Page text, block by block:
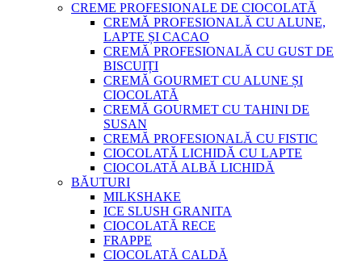
CREME PROFESIONALE DE CIOCOLATĂ
CREMĂ PROFESIONALĂ CU ALUNE,
LAPTE ȘI CACAO
CREMĂ PROFESIONALĂ CU GUST DE
BISCUIȚI
CREMĂ GOURMET CU ALUNE ȘI
CIOCOLATĂ
CREMĂ GOURMET CU TAHINI DE
SUSAN
CREMĂ PROFESIONALĂ CU FISTIC
CIOCOLATĂ LICHIDĂ CU LAPTE
CIOCOLATĂ ALBĂ LICHIDĂ
BĂUTURI
MILKSHAKE
ICE SLUSH GRANITA
CIOCOLATĂ RECE
FRAPPE
CIOCOLATĂ CALDĂ